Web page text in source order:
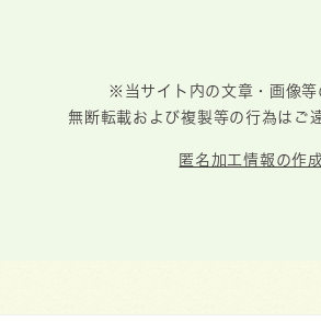
※当サイト内の文章・画像等
無断転載および複製等の行為はご
匿名加工情報の作